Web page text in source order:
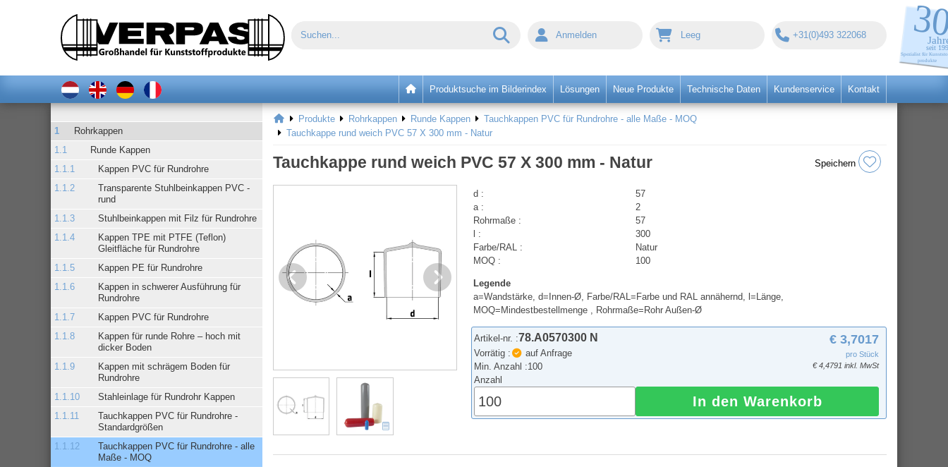
Anmelden Leeg +31(0)493 322068
Produktsuche im Bilderindex Lösungen Neue Produkte Technische Daten Kundenservice Kontakt
Rohrkappen
Runde Kappen
Kappen PVC für Rundrohre
Transparente Stuhlbeinkappen PVC -
rund
Stuhlbeinkappen mit Filz für Rundrohre
Kappen TPE mit PTFE (Teflon)
Gleitfläche für Rundrohre
Kappen PE für Rundrohre
Kappen in schwerer Ausführung für
Rundrohre
Kappen PVC für Rundrohre
Kappen für runde Rohre – hoch mit
dicker Boden
Kappen mit schrägem Boden für
Rundrohre
Stahleinlage für Rundrohr Kappen
Tauchkappen PVC für Rundrohre -
Standardgrößen
Tauchkappen PVC für Rundrohre - alle
Maße - MOQ
Produkte Rohrkappen Runde Kappen
Tauchkappen PVC für Rundrohre - alle Maße - MOQ
Tauchkappe rund weich PVC 57 X 300 mm - Natur
Tauchkappe rund weich PVC 57 X 300 mm - Natur Speichern
d :
57
a :
2
Rohrmaße :
57
l :
300
Farbe/RAL :
Natur
MOQ :
100
Legende
a=Wandstärke, d=Innen-Ø, Farbe/RAL=Farbe und RAL annähernd, l=Länge,
MOQ=Mindestbestellmenge , Rohrmaße=Rohr Außen-Ø
Artikel-nr. :78.A0570300 N
Vorrätig :
auf Anfrage
Min. Anzahl :100
€ 3,7017
pro Stück
€ 4,4791 inkl. MwSt
Anzahl
In den Warenkorb